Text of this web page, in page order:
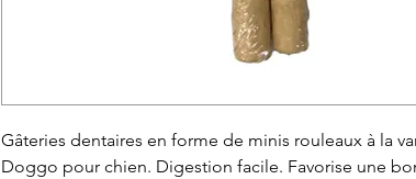
Gâteries dentaires en forme de minis rouleaux à la
Doggo pour chien. Digestion facile. Favorise une